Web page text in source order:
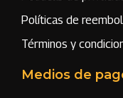
Políticas de
Términos y
Medios de